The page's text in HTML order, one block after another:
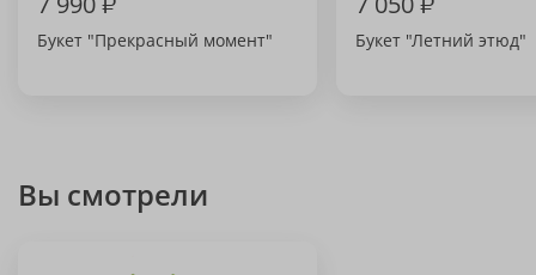
Букет "Прекрасный момент" Букет "Летний этюд"
Вы смотрели